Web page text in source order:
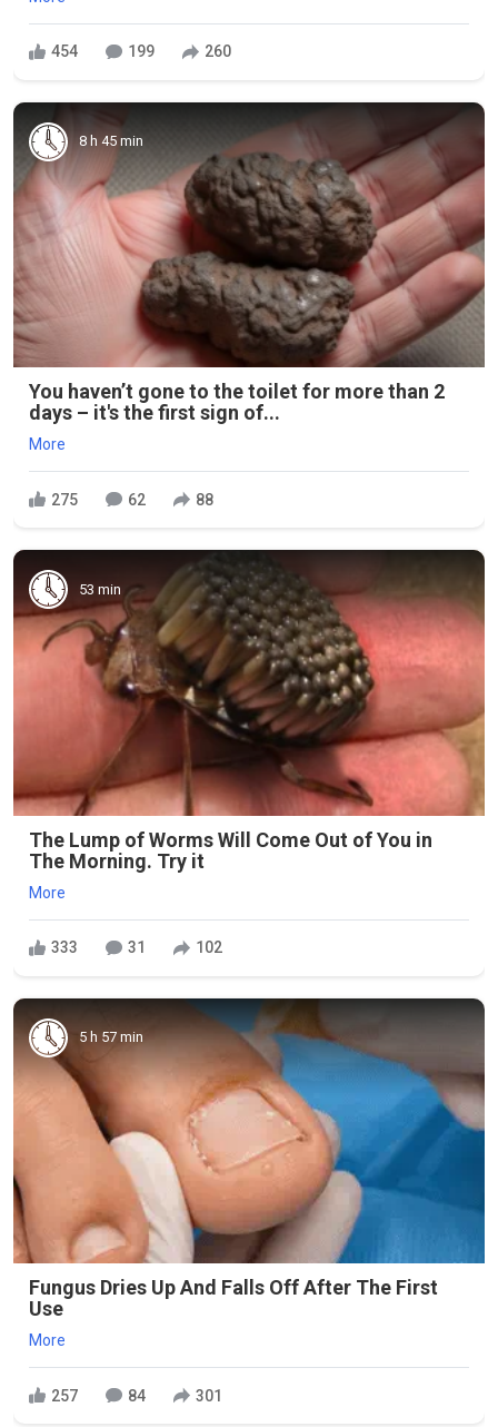
454 199 260
8 h 45 min
You haven’t gone to the toilet for more than 2
days – it's the first sign of...
More
275 62 88
53 min
The Lump of Worms Will Come Out of You in
The Morning. Try it
More
333 31 102
5 h 57 min
Fungus Dries Up And Falls Off After The First
Use
More
257 84 301